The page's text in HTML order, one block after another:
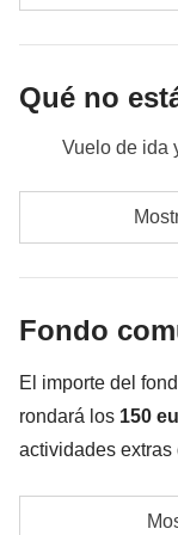
Fondo común:
No incluido:otras
Qué no
Vuelo de ida
Comidas y
meter en la
Todo lo que
Fondo
El importe del
rondará los 150
actividades
viaje. Por eso, el
Transportes